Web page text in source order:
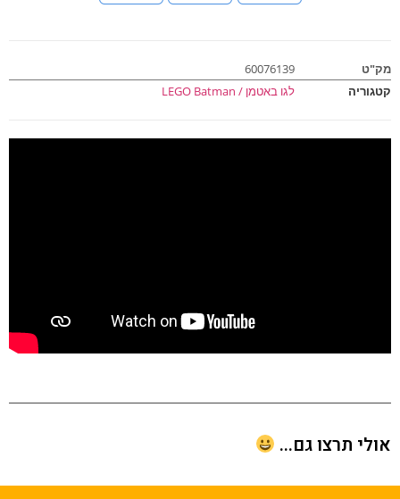
60076139
לגו באטמן / LEGO Batman
תרצו גם...